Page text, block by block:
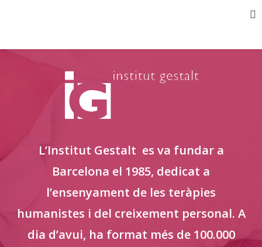
L’Institut Gestalt es va fundar a
Barcelona el 1985, dedicat a
l’ensenyament de les teràpies
humanistes i del creixement personal. A
dia d’avui, ha format més de 100.000